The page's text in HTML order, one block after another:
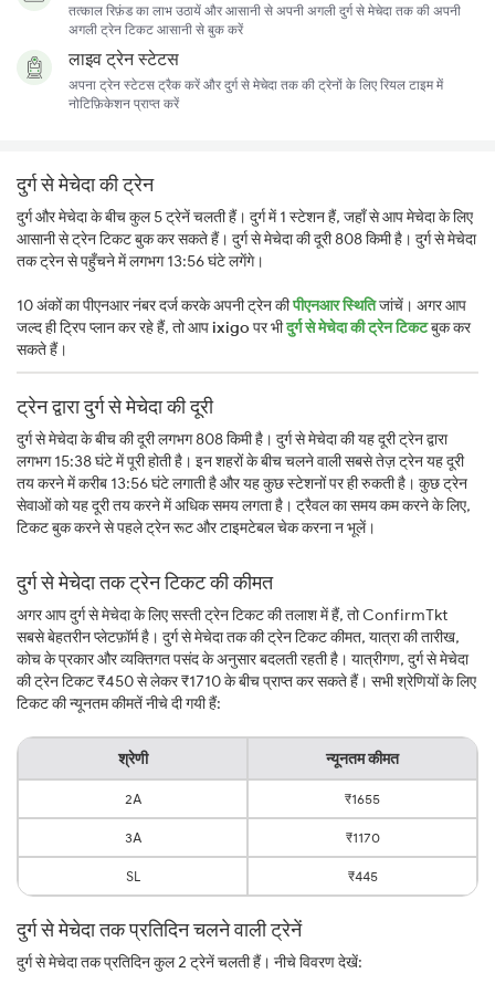
तत्काल रिफ़ंड का लाभ उठायें और आसानी से अपनी अगली दुर्ग से मेचेदा तक की अपनी
अगली ट्रेन टिकट आसानी से बुक करें
लाइव ट्रेन स्टेटस
अपना ट्रेन स्टेटस ट्रैक करें और दुर्ग से मेचेदा तक की ट्रेनों के लिए रियल टाइम में
नोटिफ़िकेशन प्राप्त करें
दुर्ग से मेचेदा की ट्रेन
दुर्ग और मेचेदा के बीच कुल 5 ट्रेनें चलती हैं। दुर्ग में 1 स्टेशन हैं, जहाँ से आप मेचेदा के लिए
आसानी से ट्रेन टिकट बुक कर सकते हैं। दुर्ग से मेचेदा की दूरी 808 किमी है। दुर्ग से मेचेदा
तक ट्रेन से पहुँचने में लगभग 13:56 घंटे लगेंगे।
10 अंकों का पीएनआर नंबर दर्ज करके अपनी ट्रेन कीपीएनआर स्थितिजांचें। अगर आप
जल्द ही ट्रिप प्लान कर रहे हैं, तो आपixigoपर भीदुर्ग से मेचेदा की ट्रेन टिकटबुक कर
सकते हैं।
ट्रेन द्वारा दुर्ग से मेचेदा की दूरी
दुर्ग से मेचेदा के बीच की दूरी लगभग 808 किमी है। दुर्ग से मेचेदा की यह दूरी ट्रेन द्वारा
लगभग 15:38 घंटे में पूरी होती है। इन शहरों के बीच चलने वाली सबसे तेज़ ट्रेन यह दूरी
तय करने में करीब 13:56 घंटे लगाती है और यह कुछ स्टेशनों पर ही रुकती है। कुछ ट्रेन
सेवाओं को यह दूरी तय करने में अधिक समय लगता है। ट्रैवल का समय कम करने के लिए,
टिकट बुक करने से पहले ट्रेन रूट और टाइमटेबल चेक करना न भूलें।
दुर्ग से मेचेदा तक ट्रेन टिकट की कीमत
अगर आप दुर्ग से मेचेदा के लिए सस्ती ट्रेन टिकट की तलाश में हैं, तो ConfirmTkt
सबसे बेहतरीन प्लेटफ़ॉर्म है। दुर्ग से मेचेदा तक की ट्रेन टिकट कीमत, यात्रा की तारीख,
कोच के प्रकार और व्यक्तिगत पसंद के अनुसार बदलती रहती है। यात्रीगण, दुर्ग से मेचेदा
की ट्रेन टिकट ₹450 से लेकर ₹1710 के बीच प्राप्त कर सकते हैं। सभी श्रेणियों के लिए
टिकट की न्यूनतम कीमतें नीचे दी गयी हैं:
श्रेणी न्यूनतम कीमत
2A ₹1655
3A ₹1170
SL ₹445
दुर्ग से मेचेदा तक प्रतिदिन चलने वाली ट्रेनें
दुर्ग से मेचेदा तक प्रतिदिन कुल 2 ट्रेनें चलती हैं। नीचे विवरण देखें: